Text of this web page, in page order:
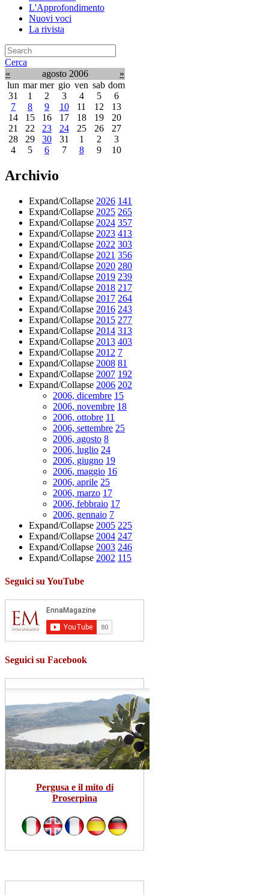
L'Approfondimento
Nuovi voci
La rivista
Cerca
«
agosto 2006
»
lun mar mer gio ven sab dom
31
1 2 3 4 5
6
7
8 9 10 11 12
13
14
15 16 17 18 19
20
21
22 23 24 25 26
27
28
29 30 31 1 2
3
4
5 6 7 8 9 10
Archivio
Expand/Collapse 2026 141
Expand/Collapse 2025 265
Expand/Collapse 2024 357
Expand/Collapse 2023 413
Expand/Collapse 2022 303
Expand/Collapse 2021 356
Expand/Collapse 2020 280
Expand/Collapse 2019 239
Expand/Collapse 2018 217
Expand/Collapse 2017 264
Expand/Collapse 2016 243
Expand/Collapse 2015 277
Expand/Collapse 2014 313
Expand/Collapse 2013 403
Expand/Collapse 2012 7
Expand/Collapse 2008 81
Expand/Collapse 2007 192
Expand/Collapse 2006 202
2006, dicembre 15
2006, novembre 18
2006, ottobre 11
2006, settembre 25
2006, agosto 8
2006, luglio 24
2006, giugno 19
2006, maggio 16
2006, aprile 25
2006, marzo 17
2006, febbraio 17
2006, gennaio 7
Expand/Collapse 2005 225
Expand/Collapse 2004 247
Expand/Collapse 2003 246
Expand/Collapse 2002 115
Seguici su YouTube
Seguici su Facebook
Pergusa e il mito di
Proserpina